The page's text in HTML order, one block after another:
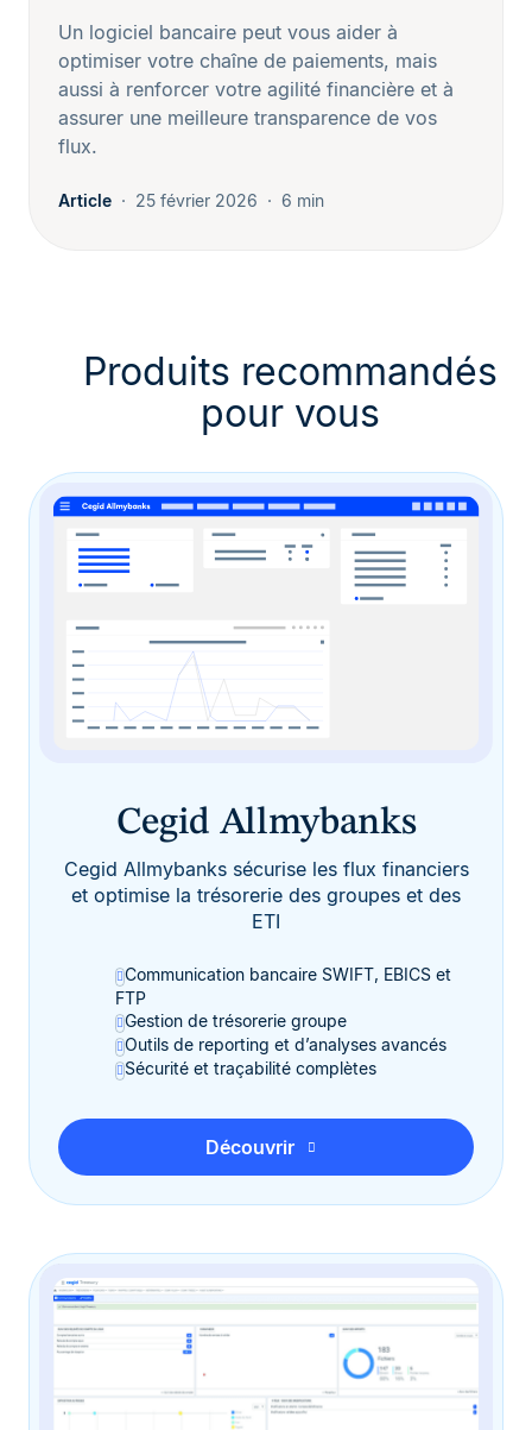
Un logiciel bancaire peut vous aider à
optimiser votre chaîne de paiements, mais
aussi à renforcer votre agilité financière et à
assurer une meilleure transparence de vos
flux.
Article 25 février 2026 6 min
Produits recommandés
pour vous
Cegid Allmybanks
Cegid Allmybanks sécurise les flux financiers
et optimise la trésorerie des groupes et des
ETI
Communication bancaire SWIFT, EBICS et
FTP
Gestion de trésorerie groupe
Outils de reporting et d’analyses avancés
Sécurité et traçabilité complètes
Découvrir